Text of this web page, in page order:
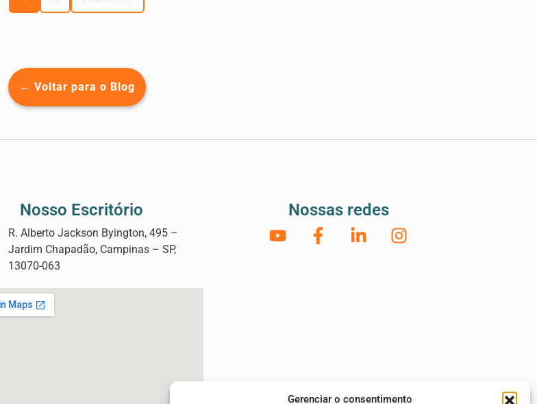
Gerenciar o consentimento
← Voltar para o Blog
Nosso Escritório
R. Alberto Jackson Byington, 495 –
Jardim Chapadão, Campinas – SP,
13070-063
Nossas redes